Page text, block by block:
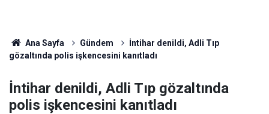
Ana Sayfa Gündem
İntihar denildi, Adli Tıp
gözaltında polis işkencesini kanıtladı
İntihar denildi, Adli Tıp gözaltında
polis işkencesini kanıtladı